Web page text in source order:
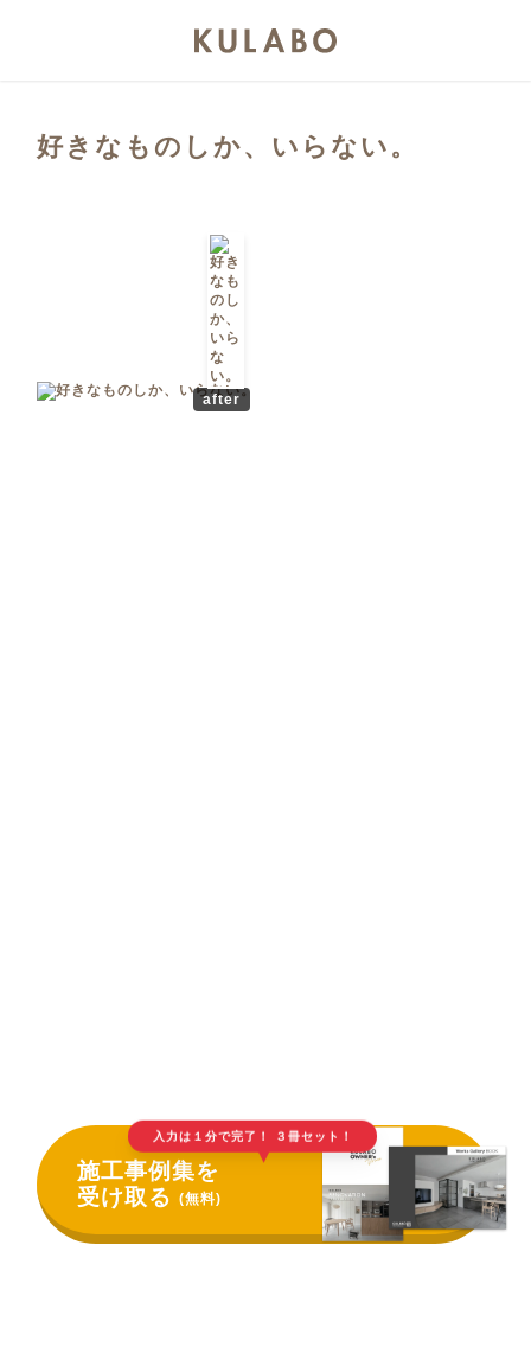
好きなものしか、いらない。
after
▲
施工事例集を
受け取る(無料)